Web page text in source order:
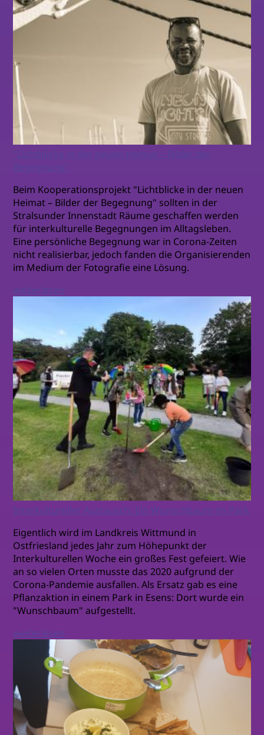
"Lichtblicke in der neuen Heimat – Bilder der
Begegnung"
Beim Kooperationsprojekt "Lichtblicke in der neuen
Heimat – Bilder der Begegnung" sollten in der
Stralsunder Innenstadt Räume geschaffen werden
für interkulturelle Begegnungen im Alltagsleben.
Eine persönliche Begegnung war in Corona-Zeiten
nicht realisierbar, jedoch fanden die Organisierenden
im Medium der Fotografie eine Lösung.
weiterlesen
Interkultureller Austausch: Ein Wunschbaum im Park
Eigentlich wird im Landkreis Wittmund in
Ostfriesland jedes Jahr zum Höhepunkt der
Interkulturellen Woche ein großes Fest gefeiert. Wie
an so vielen Orten musste das 2020 aufgrund der
Corona-Pandemie ausfallen. Als Ersatz gab es eine
Pflanzaktion in einem Park in Esens: Dort wurde ein
"Wunschbaum" aufgestellt.
weiterlesen